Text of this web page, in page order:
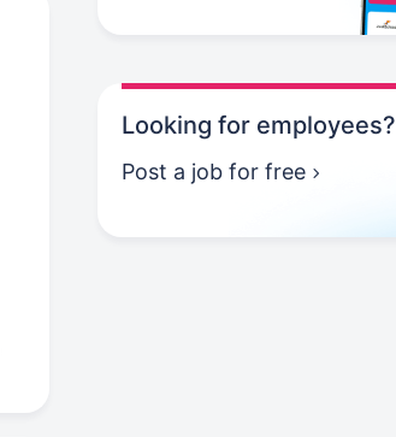
Looking for employees?
Post a job for free